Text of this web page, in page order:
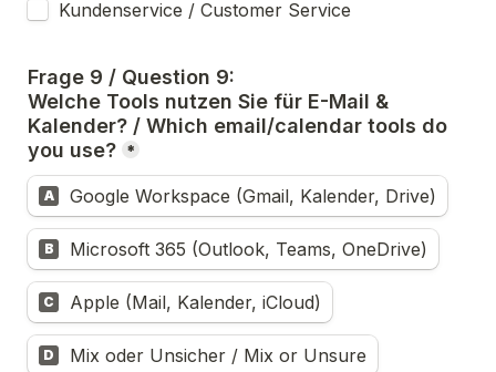
Kundenservice / Customer Service
Frage 9 / Question 9:
Welche Tools nutzen Sie für E-Mail &
Kalender? / Which email/calendar tools do
you use? *
A Google Workspace (Gmail, Kalender, Drive)
B Microsoft 365 (Outlook, Teams, OneDrive)
C Apple (Mail, Kalender, iCloud)
D Mix oder Unsicher / Mix or Unsure